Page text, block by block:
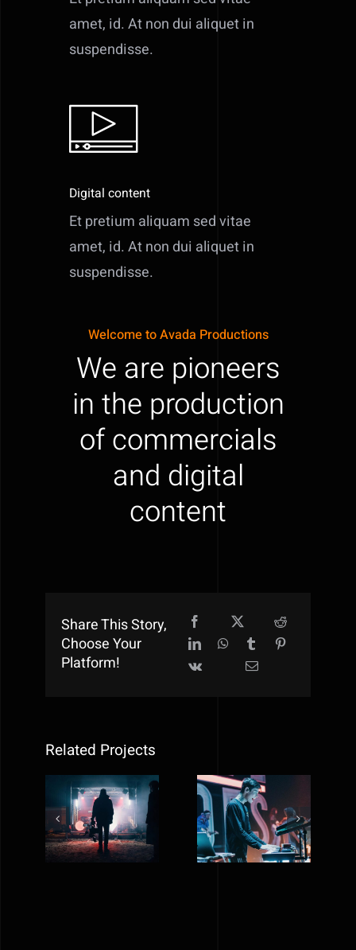
amet, id. At non dui aliquet in
suspendisse.
Digital content
Et pretium aliquam sed vitae
amet, id. At non dui aliquet in
suspendisse.
Welcome to Avada Productions
We are pioneers
in the production
of commercials
and digital
content
Share This Story,
Choose Your
Platform!
Related Projects
Crazyplay
new music
video
Premios
feroz music
festival 2019